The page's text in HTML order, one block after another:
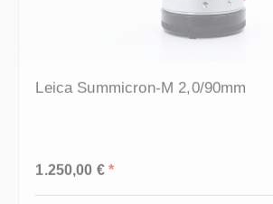
Leica Summicron-M 2,0/90mm
1.250,00 € *